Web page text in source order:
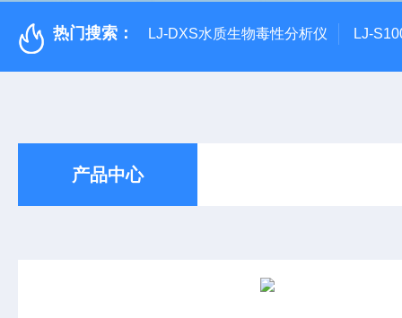
热门搜索： LJ-DXS水质生物毒性分析仪 LJ-
产品中心